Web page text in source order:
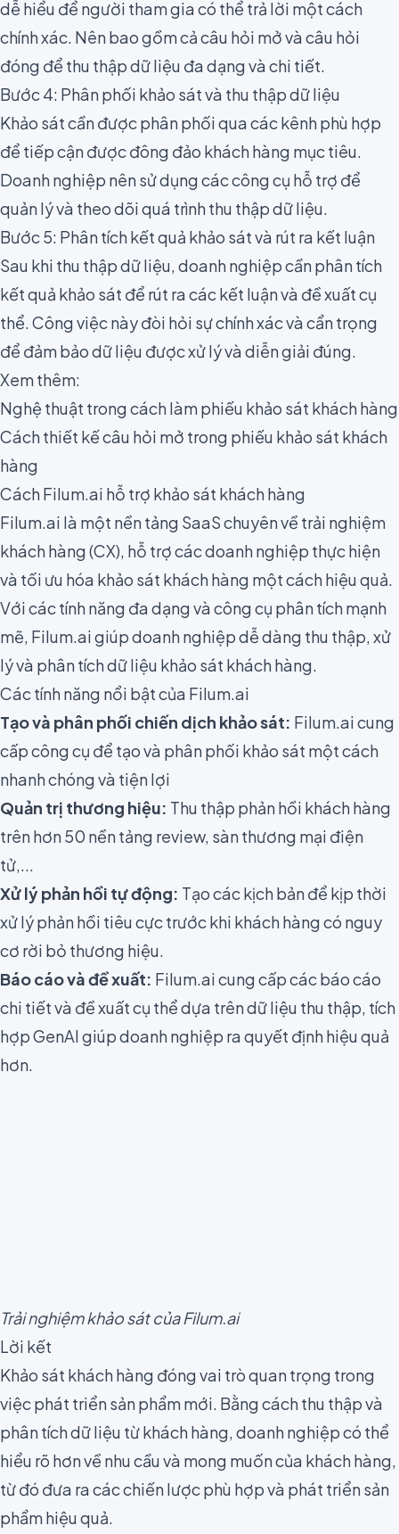
dễ hiểu để người tham gia có thể trả lời một cách
chính xác. Nên bao gồm cả câu hỏi mở và câu hỏi
đóng để thu thập dữ liệu đa dạng và chi tiết.
Bước 4: Phân phối khảo sát và thu thập dữ liệu
Khảo sát cần được phân phối qua các kênh phù hợp
để tiếp cận được đông đảo khách hàng mục tiêu.
Doanh nghiệp nên sử dụng các công cụ hỗ trợ để
quản lý và theo dõi quá trình thu thập dữ liệu.
Bước 5: Phân tích kết quả khảo sát và rút ra kết luận
Sau khi thu thập dữ liệu, doanh nghiệp cần phân tích
kết quả khảo sát để rút ra các kết luận và đề xuất cụ
thể. Công việc này đòi hỏi sự chính xác và cẩn trọng
để đảm bảo dữ liệu được xử lý và diễn giải đúng.
Xem thêm:
Nghệ thuật trong cách làm phiếu khảo sát khách hàng
Cách thiết kế câu hỏi mở trong phiếu khảo sát khách
hàng
Cách Filum.ai hỗ trợ khảo sát khách hàng
Filum.ai là một nền tảng SaaS chuyên về trải nghiệm
khách hàng (CX), hỗ trợ các doanh nghiệp thực hiện
và tối ưu hóa khảo sát khách hàng một cách hiệu quả.
Với các tính năng đa dạng và công cụ phân tích mạnh
mẽ, Filum.ai giúp doanh nghiệp dễ dàng thu thập, xử
lý và phân tích dữ liệu khảo sát khách hàng.
Các tính năng nổi bật của Filum.ai
Tạo và phân phối chiến dịch khảo sát: Filum.ai cung
cấp công cụ để tạo và phân phối khảo sát một cách
nhanh chóng và tiện lợi
Quản trị thương hiệu: Thu thập phản hồi khách hàng
trên hơn 50 nền tảng review, sàn thương mại điện
tử,...
Xử lý phản hồi tự động: Tạo các kịch bản để kịp thời
xử lý phản hồi tiêu cực trước khi khách hàng có nguy
cơ rời bỏ thương hiệu.
Báo cáo và đề xuất: Filum.ai cung cấp các báo cáo
chi tiết và đề xuất cụ thể dựa trên dữ liệu thu thập, tích
hợp GenAI giúp doanh nghiệp ra quyết định hiệu quả
hơn.
Trải nghiệm khảo sát của Filum.ai
Lời kết
Khảo sát khách hàng đóng vai trò quan trọng trong
việc phát triển sản phẩm mới. Bằng cách thu thập và
phân tích dữ liệu từ khách hàng, doanh nghiệp có thể
hiểu rõ hơn về nhu cầu và mong muốn của khách hàng,
từ đó đưa ra các chiến lược phù hợp và phát triển sản
phẩm hiệu quả.